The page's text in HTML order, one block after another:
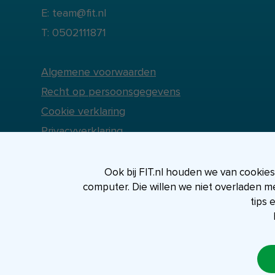
E: team@fit.nl
T: 0502111871
Algemene voorwaarden
Recht op persoonsgegevens
Cookie verklaring
Privacyverklaring
Ook bij FIT.nl houden we van
computer. Die willen we niet overladen
tips